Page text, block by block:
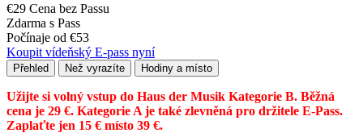
€29 Cena bez Passu
Zdarma s Pass
Počínaje od €53
Koupit vídeňský E-pass nyní
Přehled Než vyrazíte Hodiny a místo
Užijte si volný vstup do Haus der Musik Kategorie B. Běžná
cena je 29 €. Kategorie A je také zlevněná pro držitele E-Pass.
Zaplaťte jen 15 € místo 39 €.